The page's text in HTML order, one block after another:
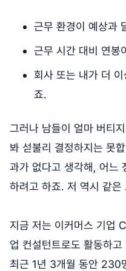
근무 환경이 예상과
근무 시간 대비 연봉
회사 또는 내가 더
죠.
그러나 남들이 얼마 버티
봐 섣불리 결정하지는 못
과가 없다고 생각해, 어느
하려고 하죠. 저 역시 같은
지금 저는 이커머스 기업
업 컨설턴트로도 활동하
최근 1년 3개월 동안 230